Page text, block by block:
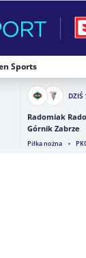
Sports
DZIŚ
Radomiak
Górnik Zabrze
Piłka nożna